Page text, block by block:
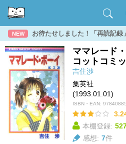
NEW お待たせしました！「再読記録
ママレード
コットコミ
吉住渉
集英社
(1993.01.01)
ISBN・EAN:
本棚登録:
感想: 7件